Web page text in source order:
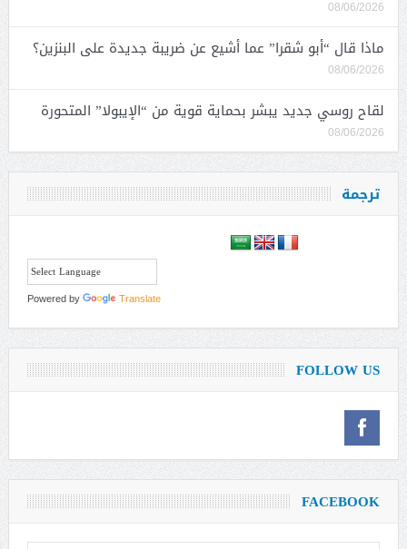
08/06/2026
ماذا قال “أبو شقرا” عما أشيع عن ضريبة جديدة على البنزين؟
08/06/2026
لقاح روسي جديد يبشر بحماية قوية من “الإيبولا” المتحورة
08/06/2026
ترجمة
Powered by Translate
FOLLOW US
FACEBOOK